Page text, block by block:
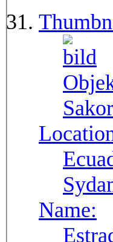
Name: